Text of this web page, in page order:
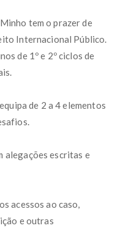
tem o prazer de
Internacional Público.
de 1º e 2º ciclos de
de 2 a 4 elementos
alegações escritas e
acessos ao caso,
e outras